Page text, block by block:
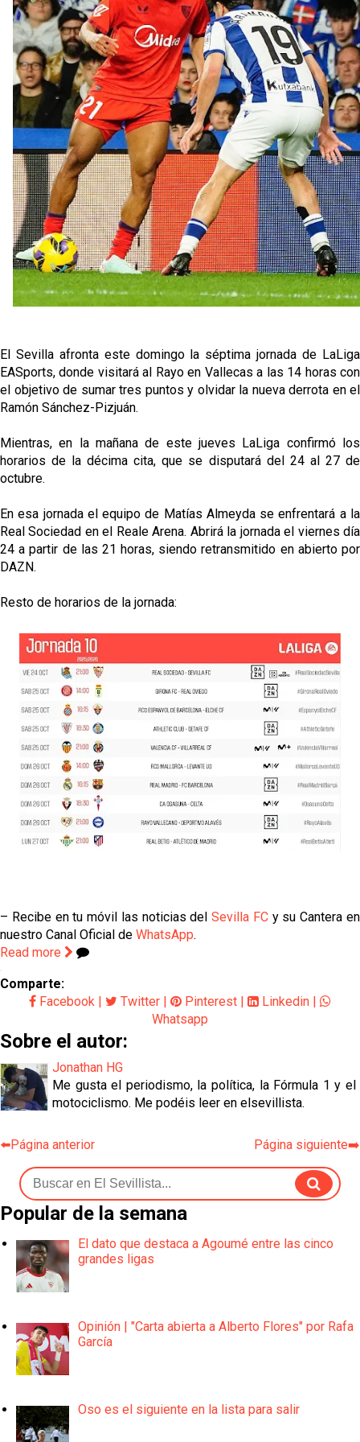
fichajes
Opinión | "Carta abierta a Alberto Flores" por Rafa
García
El Sevilla oficializa el traspaso de Sow
Miguel Sierra: La temporada pasada se vio
reflejado que podemos tirar para delante y
trabajamos con ilusión
Diomande ya es madridista mientras Rodri agita el
mercado
El Sevilla afronta este domingo la séptima jornada de LaLiga
EASports, donde visitará al Rayo en Vallecas a las 14 horas con
el objetivo de sumar tres puntos y olvidar la nueva derrota en el
Ramón Sánchez-Pizjuán.
Mientras, en la mañana de este jueves LaLiga confirmó los
horarios de la décima cita, que se disputará del 24 al 27 de
octubre.
En esa jornada el equipo de Matías Almeyda se enfrentará a la
Real Sociedad en el Reale Arena. Abrirá la jornada el viernes día
24 a partir de las 21 horas, siendo retransmitido en abierto por
DAZN.
Resto de horarios de la jornada:
– Recibe en tu móvil las noticias delSevilla FCy su Cantera en
nuestro Canal Oficial de WhatsApp.
Read more
Comparte:
Facebook
Twitter Pinterest Linkedin
Whatsapp
Sobre el autor:
Jonathan HG
Me gusta el periodismo, la política, la Fórmula 1 y el
motociclismo. Me podéis leer en elsevillista.
⬅️Página anterior Página siguiente➡️
Popular de la semana
El dato que destaca a Agoumé entre las cinco
grandes ligas
Opinión | "Carta abierta a Alberto Flores" por Rafa
García
Oso es el siguiente en la lista para salir